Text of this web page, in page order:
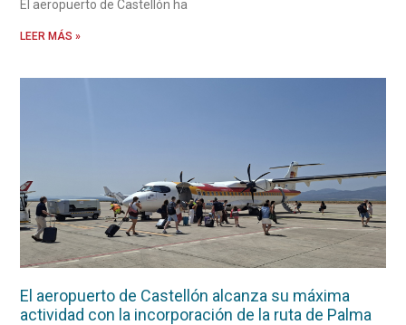
El aeropuerto de Castellón ha
LEER MÁS »
El aeropuerto de Castellón alcanza su máxima
actividad con la incorporación de la ruta de Palma